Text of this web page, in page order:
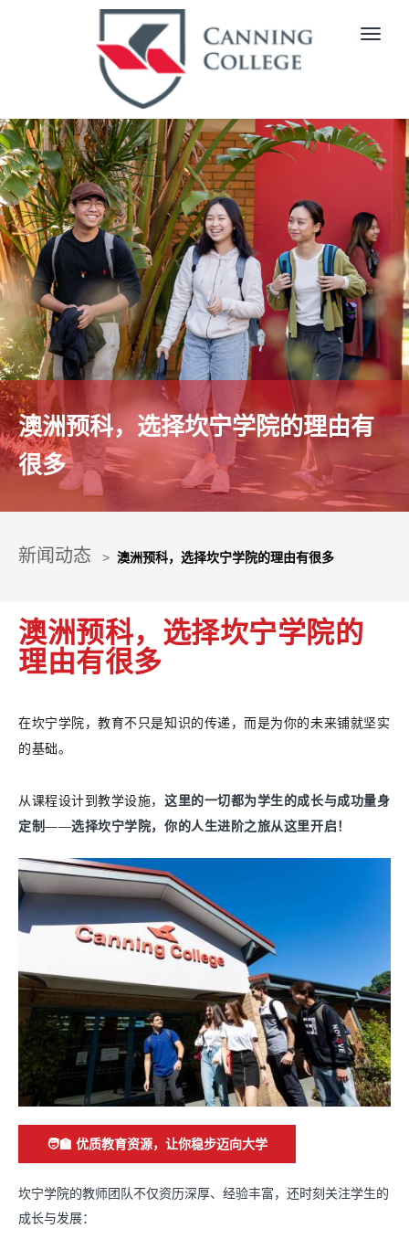
澳洲预科，选择坎宁学院的理由有
很多
新闻动态 > 澳洲预科，选择坎宁学院的理由有很多
澳洲预科，选择坎宁学院的
理由有很多
在坎宁学院，教育不只是知识的传递，而是为你的未来铺就坚实
的基础。
从课程设计到教学设施， 这里的一切都为学生的成长与成功量身
定制——选择坎宁学院， 你的人生进阶之旅从这里开启！
🧑‍🏫 优质教育资源，让你稳步迈向大学
坎宁学院的教师团队不仅资历深厚、经验丰富，还时刻关注学生的
成长与发展：